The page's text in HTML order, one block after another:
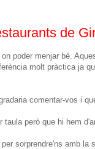
de
poder menjar bé.
molt pràctica ja
comentar-vos i
taula però que hi hem
sorprendre'ns amb la